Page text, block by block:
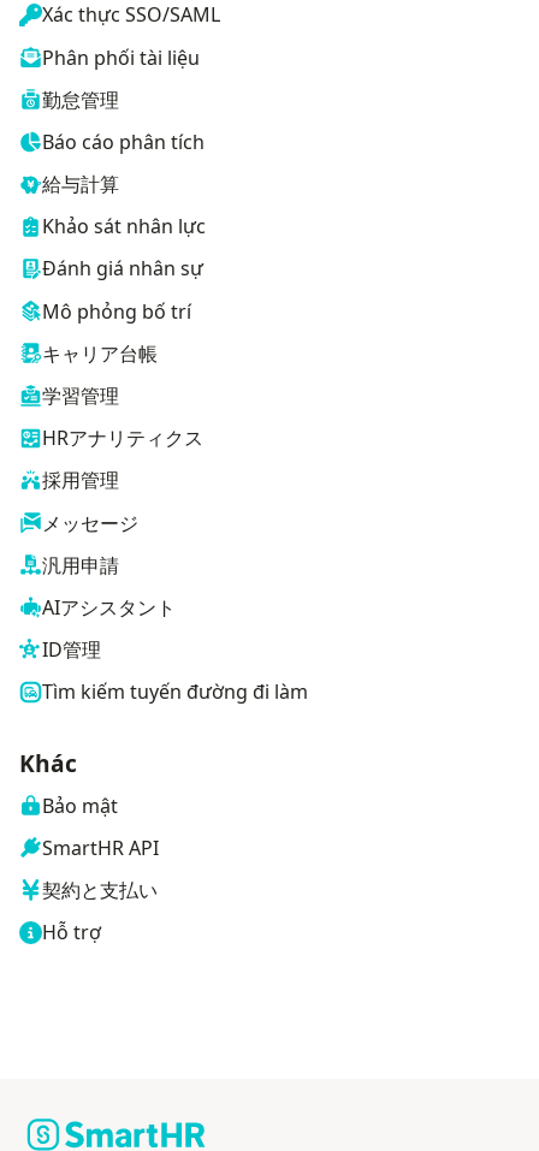
Xác thực SSO/SAML
Phân phối tài liệu
勤怠管理
Báo cáo phân tích
給与計算
Khảo sát nhân lực
Đánh giá nhân sự
Mô phỏng bố trí
キャリア台帳
学習管理
HRアナリティクス
採用管理
メッセージ
汎用申請
AIアシスタント
ID管理
Tìm kiếm tuyến đường đi làm
Khác
Bảo mật
SmartHR API
契約と支払い
Hỗ trợ